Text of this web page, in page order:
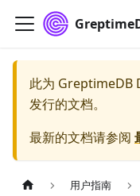
此为 GreptimeDB
发行的文档。
最新的文档请参阅
用户指南